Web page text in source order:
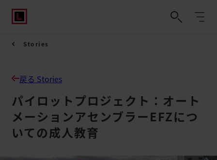
Stories
戻る Stories
パイロットプロジェクト：オート
メーションアセンブラーEFZにつ
いての成人教育